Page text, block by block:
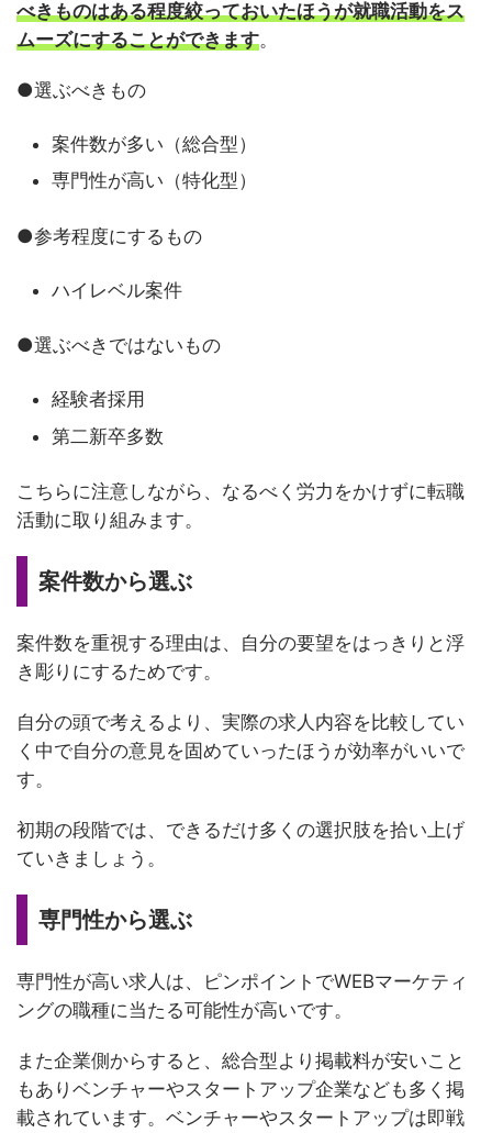
べきものはある程度絞っておいたほうが就職活動をス
ムーズにすることができます。
●選ぶべきもの
案件数が多い（総合型）
専門性が高い（特化型）
●参考程度にするもの
ハイレベル案件
●選ぶべきではないもの
経験者採用
第二新卒多数
こちらに注意しながら、なるべく労力をかけずに転職
活動に取り組みます。
案件数から選ぶ
案件数を重視する理由は、自分の要望をはっきりと浮
き彫りにするためです。
自分の頭で考えるより、実際の求人内容を比較してい
く中で自分の意見を固めていったほうが効率がいいで
す。
初期の段階では、できるだけ多くの選択肢を拾い上げ
ていきましょう。
専門性から選ぶ
専門性が高い求人は、ピンポイントでWEBマーケティ
ングの職種に当たる可能性が高いです。
また企業側からすると、総合型より掲載料が安いこと
もありベンチャーやスタートアップ企業なども多く掲
載されています。ベンチャーやスタートアップは即戦